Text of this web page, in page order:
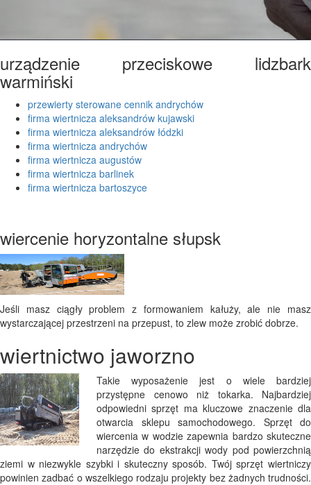
urządzenie przeciskowe lidzbark
warmiński
przewierty sterowane cennik andrychów
firma wiertnicza aleksandrów kujawski
firma wiertnicza aleksandrów łódzki
firma wiertnicza andrychów
firma wiertnicza augustów
firma wiertnicza barlinek
firma wiertnicza bartoszyce
wiercenie horyzontalne słupsk
Jeśli masz ciągły problem z formowaniem kałuży, ale nie masz
wystarczającej przestrzeni na przepust, to zlew może zrobić dobrze.
wiertnictwo jaworzno
Takie wyposażenie jest o wiele bardziej
przystępne cenowo niż tokarka. Najbardziej
odpowiedni sprzęt ma kluczowe znaczenie dla
otwarcia sklepu samochodowego. Sprzęt do
wiercenia w wodzie zapewnia bardzo skuteczne
narzędzie do ekstrakcji wody pod powierzchnią
ziemi w niezwykle szybki i skuteczny sposób. Twój sprzęt wiertniczy
powinien zadbać o wszelkiego rodzaju projekty bez żadnych trudności.